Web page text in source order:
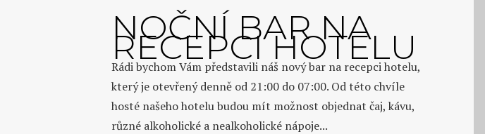
NOČNÍ BAR NA
RECEPCI HOTELU
Rádi bychom Vám představili náš nový bar na recepci hotelu,
který je otevřený denně od 21:00 do 07:00. Od této chvíle
hosté našeho hotelu budou mít možnost objednat čaj, kávu,
různé alkoholické a nealkoholické nápoje...